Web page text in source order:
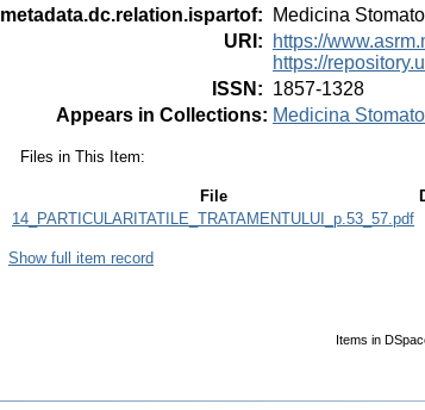
metadata.dc.relation.ispartof:
Medicina
URI :
https://
https://
ISSN : 1857-1328
Appears in Collections: Medicina
Files in This Item:
File
14_PARTICULARITATILE_TRATAMENTULUI_p.53_57.pdf
Show full item record
Items in